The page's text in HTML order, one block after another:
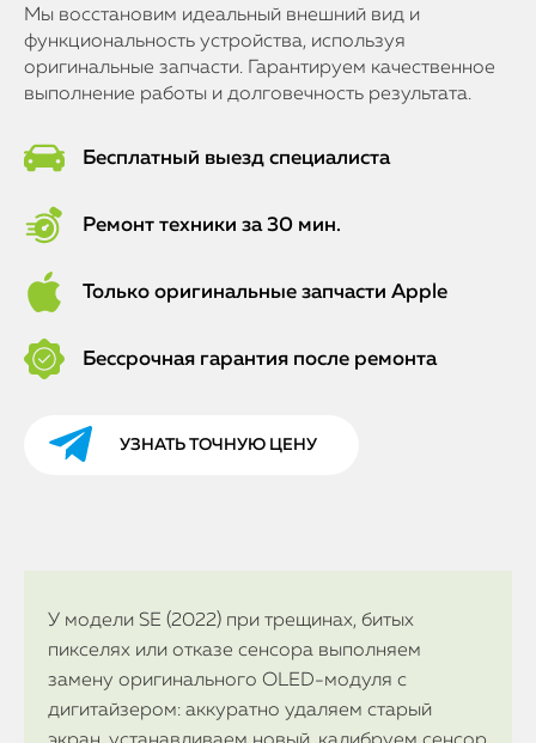
Мы восстановим идеальный внешний вид и
функциональность устройства, используя
оригинальные запчасти. Гарантируем качественное
выполнение работы и долговечность результата.
Бесплатный выезд специалиста
Ремонт техники за 30 мин.
Только оригинальные запчасти Apple
Бессрочная гарантия после ремонта
УЗНАТЬ ТОЧНУЮ ЦЕНУ
У модели SE (2022) при трещинах, битых
пикселях или отказе сенсора выполняем
замену оригинального OLED-модуля с
дигитайзером: аккуратно удаляем старый